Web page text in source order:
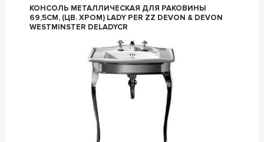
КОНСОЛЬ МЕТАЛЛИЧЕСКАЯ ДЛЯ РАКОВИНЫ
69,5СМ, (ЦВ. ХРОМ) LADY PER ZZ DEVON & DEVON
WESTMINSTER DELADYCR